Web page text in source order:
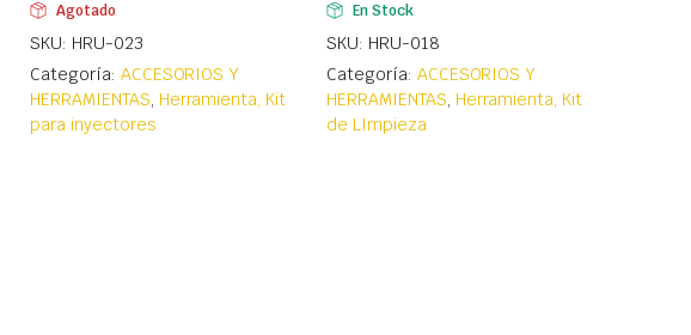
Agotado
SKU: HRU-023
Categoría: ACCESORIOS Y
HERRAMIENTAS, Herramienta, Kit
para inyectores
En Stock
SKU: HRU-018
Categoría: ACCESORIOS Y
HERRAMIENTAS, Herramienta, Kit
de LImpieza